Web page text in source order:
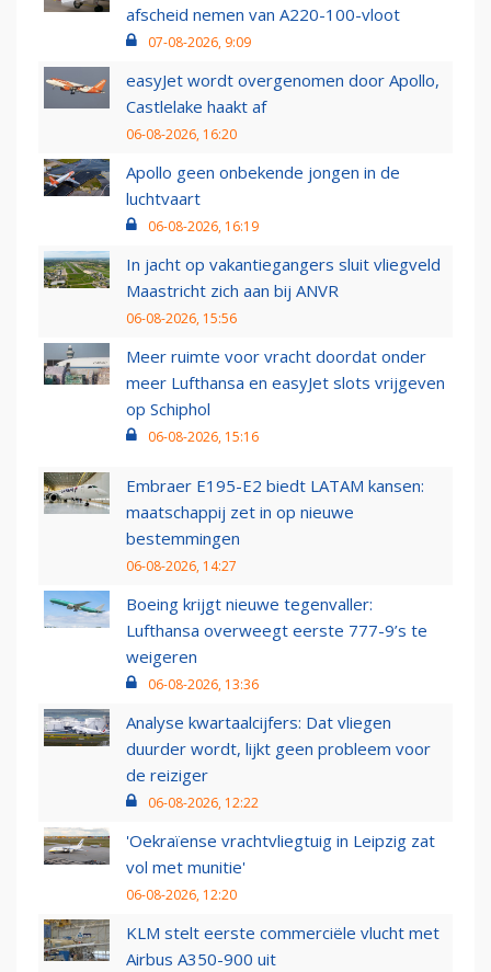
afscheid nemen van A220-100-vloot
07-08-2026, 9:09
easyJet wordt overgenomen door Apollo,
Castlelake haakt af
06-08-2026, 16:20
Apollo geen onbekende jongen in de
luchtvaart
06-08-2026, 16:19
In jacht op vakantiegangers sluit vliegveld
Maastricht zich aan bij ANVR
06-08-2026, 15:56
Meer ruimte voor vracht doordat onder
meer Lufthansa en easyJet slots vrijgeven
op Schiphol
06-08-2026, 15:16
Embraer E195-E2 biedt LATAM kansen:
maatschappij zet in op nieuwe
bestemmingen
06-08-2026, 14:27
Boeing krijgt nieuwe tegenvaller:
Lufthansa overweegt eerste 777-9’s te
weigeren
06-08-2026, 13:36
Analyse kwartaalcijfers: Dat vliegen
duurder wordt, lijkt geen probleem voor
de reiziger
06-08-2026, 12:22
'Oekraïense vrachtvliegtuig in Leipzig zat
vol met munitie'
06-08-2026, 12:20
KLM stelt eerste commerciële vlucht met
Airbus A350-900 uit